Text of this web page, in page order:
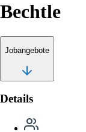
Bechtle
Jobangebote
Details